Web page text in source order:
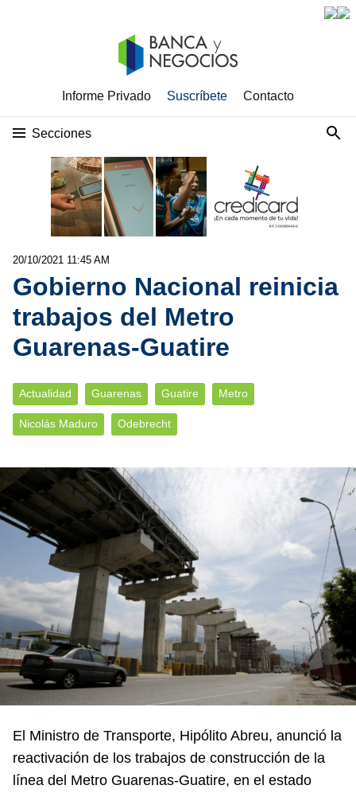
Informe Privado Suscríbete Contacto
Secciones
20/10/2021 11:45 AM
Gobierno Nacional reinicia
trabajos del Metro
Guarenas-Guatire
Actualidad Guarenas Guatire Metro
Nicolás Maduro Odebrecht
El Ministro de Transporte, Hipólito Abreu, anunció la
reactivación de los trabajos de construcción de la
línea del Metro Guarenas-Guatire, en el estado